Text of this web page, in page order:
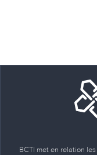
BCTI met en relation